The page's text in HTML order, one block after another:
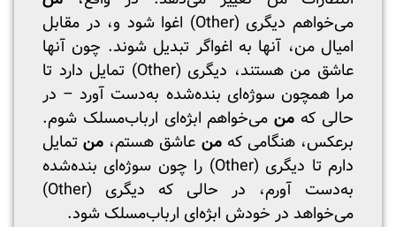
می‌خواهم دیگری (Other) اغوا شود و، در مقابل
امیال من، آنها به اغواگر تبدیل شوند. چون آنها
عاشق من هستند، دیگری (Other) تمایل دارد تا
مرا همچون سوژه‌ای بنده‌شده به‌دست آورد – در
حالی که منمی‌خواهم ابژه‌ای ارباب‌مسلک شوم.
برعکس، هنگامی کهمن عاشق هستم، منتمایل
دارم تا دیگری (Other) را چون سوژه‌ای بنده‌شده
به‌دست آورم، در حالی که دیگری (Other)
می‌خواهد در خودش ابژه‌ای ارباب‌مسلک شود.